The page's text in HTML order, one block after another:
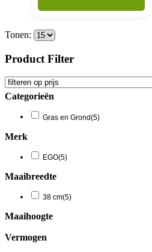
Tonen:
Product Filter
Categorieën
Gras en Grond(5)
Merk
EGO(5)
Maaibreedte
38 cm(5)
Maaihoogte
Vermogen